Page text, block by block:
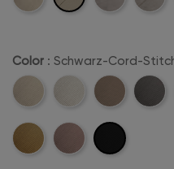
Stitch
Color : Schwarz-Cord-
Beige-
Stitch
Creme-
Cord-
Sand-
Stitch
Mustard-Rosa-
Schwarz-
Cord-